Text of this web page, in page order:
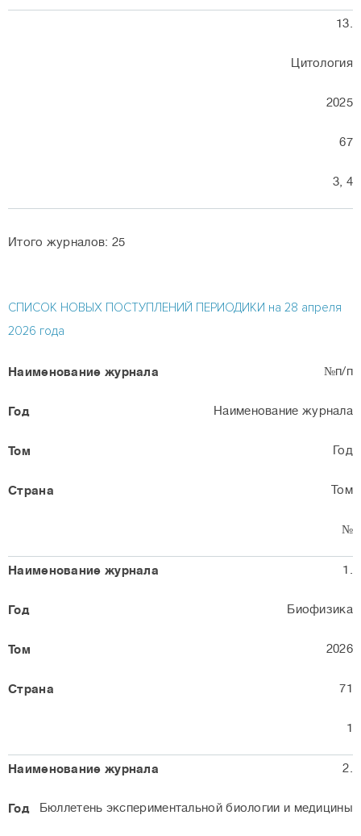
13.
Цитология
2025
67
3, 4
Итого журналов: 25
СПИСОК НОВЫХ ПОСТУПЛЕНИЙ ПЕРИОДИКИ на 28 апреля
2026 года
№п/п
Наименование журнала
Год
Том
№
1.
Биофизика
2026
71
1
2.
Бюллетень экспериментальной биологии и медицины